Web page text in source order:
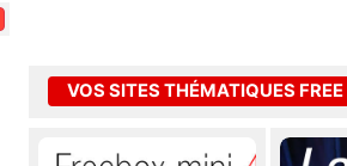
VOS SITES THÉMATIQUES FREE